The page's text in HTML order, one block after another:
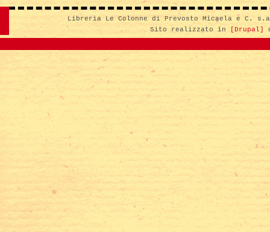
Libreria Le Colonne di Prevosto Micaela e C.
Sito realizzato in
[Drupal]